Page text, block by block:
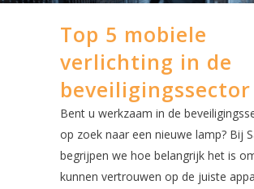
Top 5 mobiele
verlichting in de
beveiligingssector
Bent u werkzaam in de
op zoek naar een nieuwe lamp? Bij
begrijpen we hoe belangrijk het is
kunnen vertrouwen op de juiste